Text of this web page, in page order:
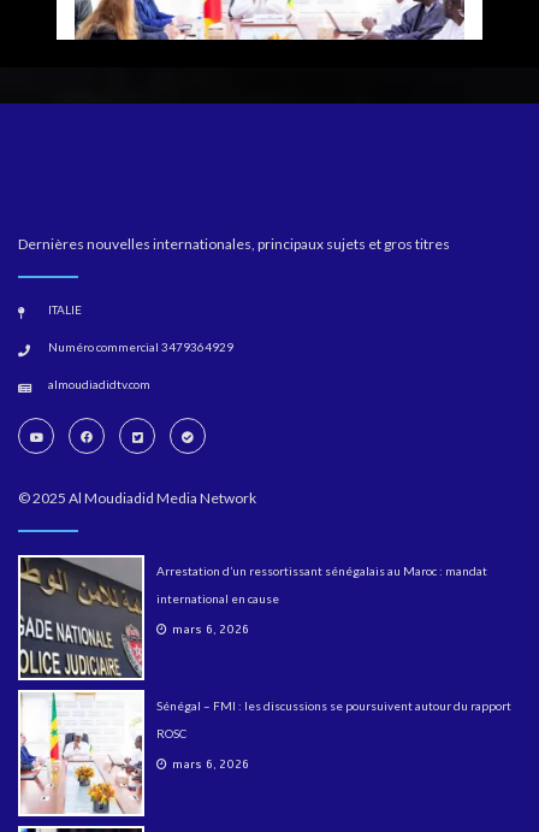
Dernières nouvelles internationales, principaux sujets et gros titres
ITALIE
Numéro commercial 3479364929
almoudiadidtv.com
© 2025 Al Moudiadid Media Network
Arrestation d’un ressortissant sénégalais au Maroc : mandat
international en cause
mars 6, 2026
Sénégal – FMI : les discussions se poursuivent autour du rapport
ROSC
mars 6, 2026